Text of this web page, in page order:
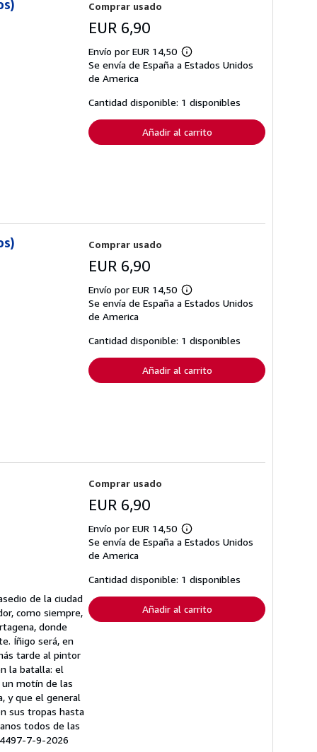
Comprar usado
EUR 6,90
Envío por EUR 14,50
Más
información
tarifas
de
envío
Se envía de España a Estados Unidos
de America
Cantidad disponible: 1 disponibles
Añadir al carrito
Comprar usado
EUR 6,90
Envío por EUR 14,50
Más
información
tarifas
de
envío
Se envía de España a Estados Unidos
de America
Cantidad disponible: 1 disponibles
Añadir al carrito
de la ciudad
como siempre,
donde
Íñigo será, en
tarde al pintor
la batalla: el
motín de las
y que el general
sus tropas hasta
todos de las
7-9-2026
Comprar usado
EUR 6,90
Envío por EUR 14,50
Más
información
tarifas
de
envío
Se envía de España a Estados Unidos
de America
Cantidad disponible: 1 disponibles
Añadir al carrito